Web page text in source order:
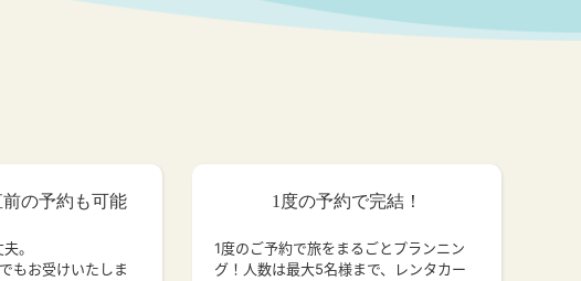
の予約も可能
。
もお受けいたしま
1度の予約で完結！
1度のご予約で旅をまるごとプランニン
グ！人数は最大5名様まで、レンタカー